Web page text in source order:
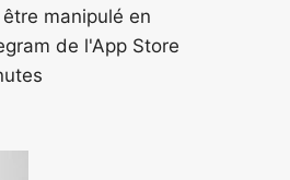
manipulé en
de l'App Store